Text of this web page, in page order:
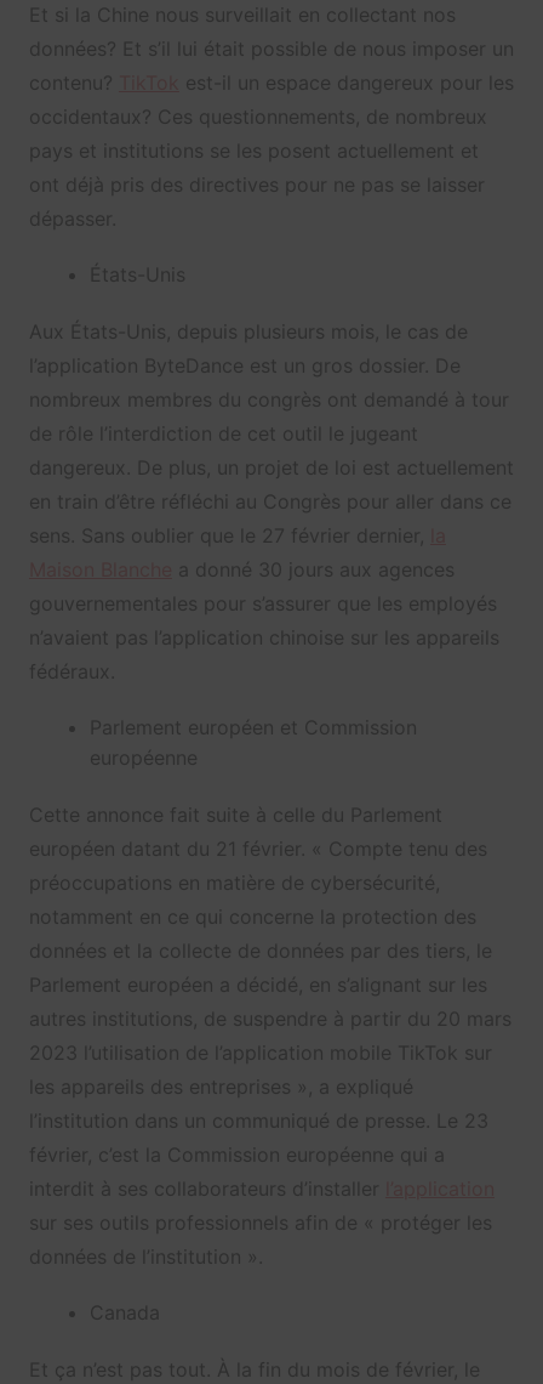
Et si la Chine nous surveillait en collectant nos
données? Et s’il lui était possible de nous imposer un
contenu?
est-il un espace dangereux pour les
occidentaux? Ces questionnements, de nombreux
pays et institutions se les posent actuellement et
ont déjà pris des directives pour ne pas se laisser
dépasser.
États-Unis
Aux États-Unis, depuis plusieurs mois, le cas de
l’application ByteDance est un gros dossier. De
nombreux membres du congrès ont demandé à tour
de rôle l’interdiction de cet outil le jugeant
dangereux. De plus, un projet de loi est actuellement
en train d’être réfléchi au Congrès pour aller dans ce
sens. Sans oublier que le 27 février dernier,
a donné 30 jours aux agences
gouvernementales pour s’assurer que les employés
n’avaient pas l’application chinoise sur les appareils
fédéraux.
Parlement européen et Commission
européenne
Cette annonce fait suite à celle du Parlement
européen datant du 21 février. « Compte tenu des
préoccupations en matière de cybersécurité,
notamment en ce qui concerne la protection des
données et la collecte de données par des tiers, le
Parlement européen a décidé, en s’alignant sur les
autres institutions, de suspendre à partir du 20 mars
2023 l’utilisation de l’application mobile TikTok sur
les appareils des entreprises », a expliqué
l’institution dans un communiqué de presse. Le 23
février, c’est la Commission européenne qui a
interdit à ses collaborateurs d’installer
sur ses outils professionnels afin de « protéger les
données de l’institution ».
Canada
Et ça n’est pas tout. À la fin du mois de février, le